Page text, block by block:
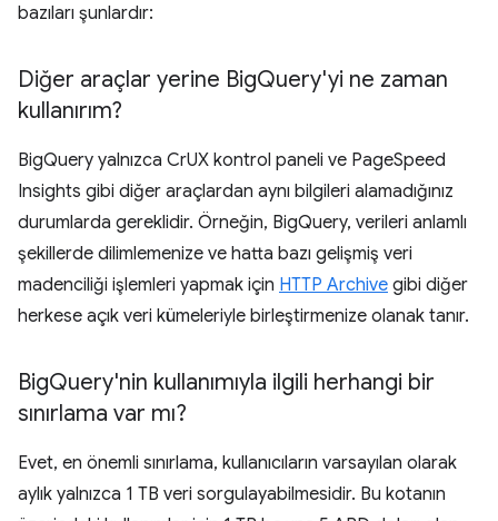
bazıları şunlardır:
Diğer araçlar yerine BigQuery'yi ne zaman
kullanırım?
BigQuery yalnızca CrUX kontrol paneli ve PageSpeed
Insights gibi diğer araçlardan aynı bilgileri alamadığınız
durumlarda gereklidir. Örneğin, BigQuery, verileri anlamlı
şekillerde dilimlemenize ve hatta bazı gelişmiş veri
madenciliği işlemleri yapmak için HTTP Archive gibi diğer
herkese açık veri kümeleriyle birleştirmenize olanak tanır.
BigQuery'nin kullanımıyla ilgili herhangi bir
sınırlama var mı?
Evet, en önemli sınırlama, kullanıcıların varsayılan olarak
aylık yalnızca 1 TB veri sorgulayabilmesidir. Bu kotanın